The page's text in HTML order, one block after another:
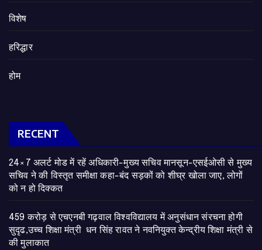
विशेष
हरिद्धार
होम
RECENT
24×7 अलर्ट मोड में रहें अधिकारी-मुख्य सचिव मानसून-एसईओसी से मुख्य
सचिव ने की विस्तृत समीक्षा कहा-बंद सड़कों को शीघ्र खोला जाए, लोगों
को न हो दिक्कत
459 करोड़ से एचएनबी गढ़वाल विश्वविद्यालय में अनुसंधान संरचना होगी
सुदृढ,उच्च शिक्षा मंत्री धन सिंह रावत ने नवनियुक्त केन्द्रीय शिक्षा मंत्री से
की मुलाकात